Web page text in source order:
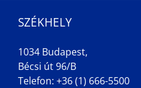
SZÉKHELY
1034 Budapest,
Bécsi út 96/B
Telefon: +36 (1) 666-5500